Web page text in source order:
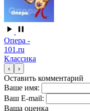
Опера -
101.ru
Классика
‹ ›
Оставить комментарий
Ваше имя:
Ваш E-mail:
Ваша оценка